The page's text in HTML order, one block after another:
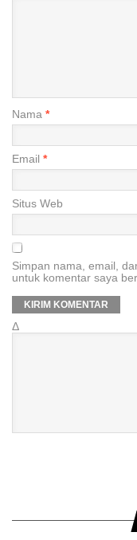
Nama *
Email *
Situs Web
Simpan nama, email,
untuk komentar saya
Δ